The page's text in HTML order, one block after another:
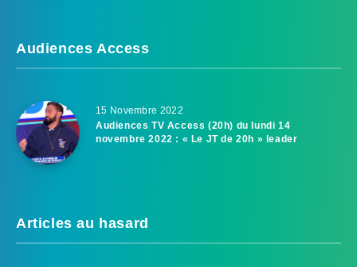
Audiences Access
15 Novembre 2022
Audiences TV Access (20h) du lundi 14
novembre 2022 : « Le JT de 20h » leader
Articles au hasard